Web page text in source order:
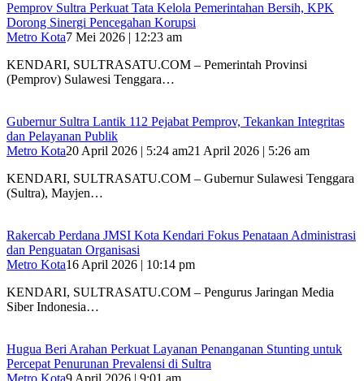
Pemprov Sultra Perkuat Tata Kelola Pemerintahan Bersih, KPK
Dorong Sinergi Pencegahan Korupsi
Metro Kota7 Mei 2026 | 12:23 am
KENDARI, SULTRASATU.COM – Pemerintah Provinsi
(Pemprov) Sulawesi Tenggara…
Gubernur Sultra Lantik 112 Pejabat Pemprov, Tekankan Integritas
dan Pelayanan Publik
Metro Kota20 April 2026 | 5:24 am21 April 2026 | 5:26 am
KENDARI, SULTRASATU.COM – Gubernur Sulawesi Tenggara
(Sultra), Mayjen…
Rakercab Perdana JMSI Kota Kendari Fokus Penataan Administrasi
dan Penguatan Organisasi
Metro Kota16 April 2026 | 10:14 pm
KENDARI, SULTRASATU.COM – Pengurus Jaringan Media
Siber Indonesia…
Hugua Beri Arahan Perkuat Layanan Penanganan Stunting untuk
Percepat Penurunan Prevalensi di Sultra